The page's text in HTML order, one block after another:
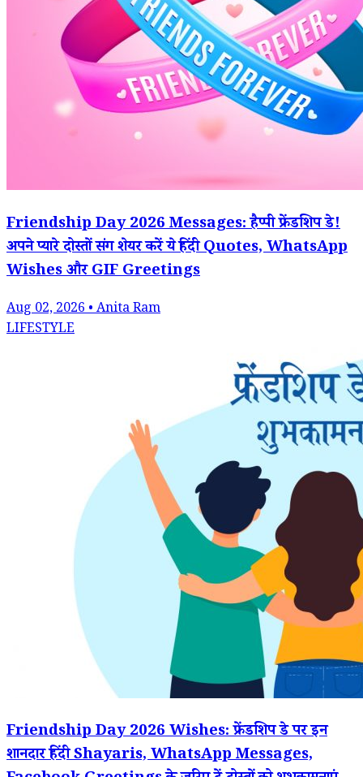
Friendship Day 2026 Messages: हैप्पी फ्रेंडशिप डे!
अपने प्यारे दोस्तों संग शेयर करें ये हिंदी Quotes, WhatsApp
Wishes और GIF Greetings
Aug 02, 2026 • Anita Ram
LIFESTYLE
Friendship Day 2026 Wishes: फ्रेंडशिप डे पर इन
शानदार हिंदी Shayaris, WhatsApp Messages,